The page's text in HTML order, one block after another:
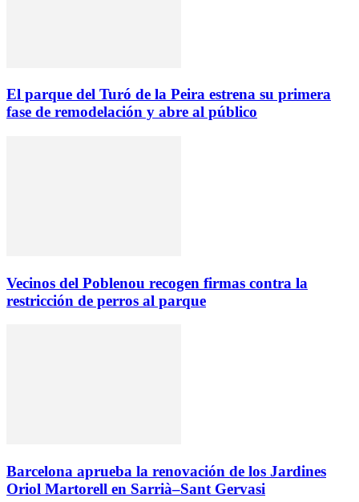
El parque del Turó de la Peira estrena su primera
fase de remodelación y abre al público
Vecinos del Poblenou recogen firmas contra la
restricción de perros al parque
Barcelona aprueba la renovación de los Jardines
Oriol Martorell en Sarrià–Sant Gervasi